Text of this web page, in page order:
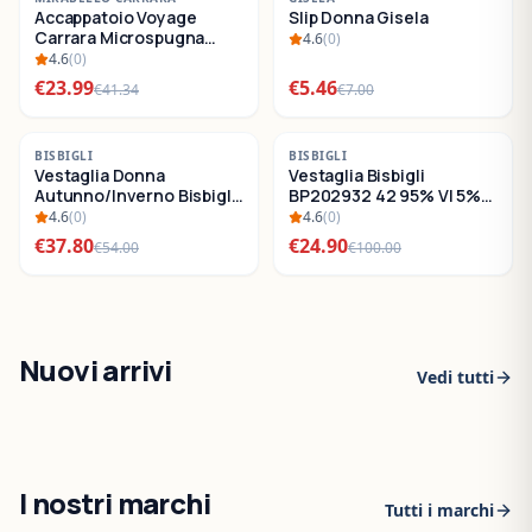
SALDI
Accappatoio Voyage
Carrara Microspugna
Cotone
4.6(0)
€23.99€41.34
SALDI
Slip Donna Gisela
4.6(0)
€5.46€7.00
-30 %
SALDI
BISBIGLI
Vestaglia Donna
Autunno/Inverno Bisbigli
BO288632
4.6(0)
€37.80€54.00
-75 %
SALDI
BISBIGLI
Vestaglia Bisbigli
BP202932 42 95% VI 5%
EA4.6(0)
€24.90€100.00
Nuovi arrivi Vedi tutti
I nostri marchi Tutti i marchi